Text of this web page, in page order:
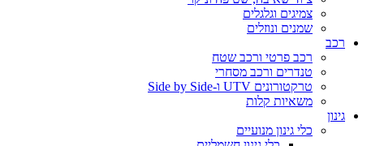
צמיגים וגלגלים
שמנים ונוזלים
רכב
רכב פרטי ורכב שטח
טנדרים ורכב מסחרי
טרקטורונים UTV ו-Side by Side
משאיות קלות
גינון
כלי גינון מנועיים